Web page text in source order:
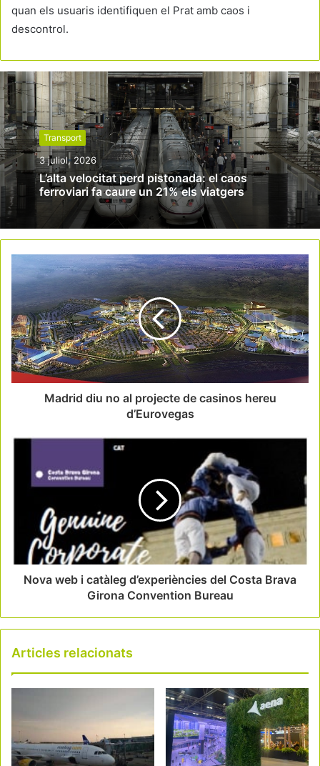
quan els usuaris identifiquen el Prat amb caos i
descontrol.
Transport
3 juliol, 2026
L’alta velocitat perd pistonada: el caos
ferroviari fa caure un 21% els viatgers
Madrid diu no al projecte de casinos hereu
d’Eurovegas
Nova web i catàleg d’experiències del Costa Brava
Girona Convention Bureau
Articles relacionats